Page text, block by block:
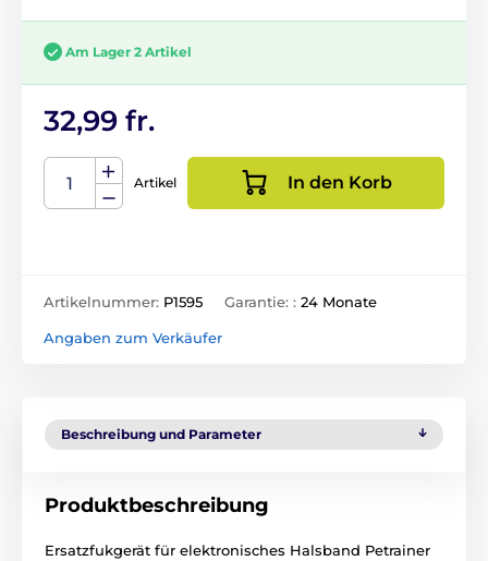
Am Lager 2 Artikel
32,99 fr.
Artikel In den Korb
Artikelnummer: P1595 Garantie: : 24 Monate
Angaben zum Verkäufer
Beschreibung und Parameter
Produktbeschreibung
Ersatzfukgerät für elektronisches Halsband Petrainer